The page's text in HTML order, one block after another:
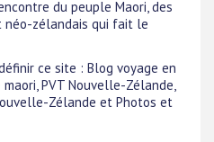
du peuple Maori, des
néo-zélandais qui fait le
ce site : Blog voyage en
PVT Nouvelle-Zélande,
Zélande et Photos et